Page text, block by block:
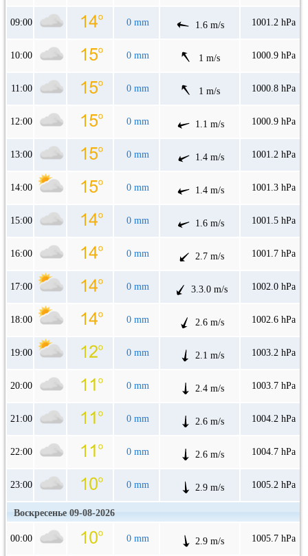
09:00 0 mm 1.6 m/s 1001.2 hPa
10:00 0 mm 1 m/s 1000.9 hPa
11:00 0 mm 1 m/s 1000.8 hPa
12:00 0 mm 1.1 m/s 1000.9 hPa
13:00 0 mm 1.4 m/s 1001.2 hPa
14:00 0 mm 1.4 m/s 1001.3 hPa
15:00 0 mm 1.6 m/s 1001.5 hPa
16:00 0 mm 2.7 m/s 1001.7 hPa
17:00 0 mm 3.3.0 m/s 1002.0 hPa
18:00 0 mm 2.6 m/s 1002.6 hPa
19:00 0 mm 2.1 m/s 1003.2 hPa
20:00 0 mm 2.4 m/s 1003.7 hPa
21:00 0 mm 2.6 m/s 1004.2 hPa
22:00 0 mm 2.6 m/s 1004.7 hPa
23:00 0 mm 2.9 m/s 1005.2 hPa
Воскресенье 09-08-2026
00:00 0 mm 2.9 m/s 1005.7 hPa